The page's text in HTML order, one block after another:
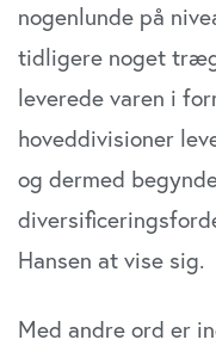
nogenlunde på
tidligere noget
leverede varen i
hoveddivisioner
og dermed
Hansen at vise sig.
Med andre ord er